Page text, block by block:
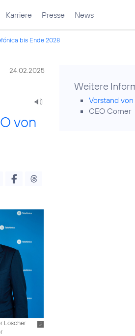
Karriere Presse News
bis Ende 2028
24.02.2025
von
Löscher
Weitere
Vorstand
CEO Corner